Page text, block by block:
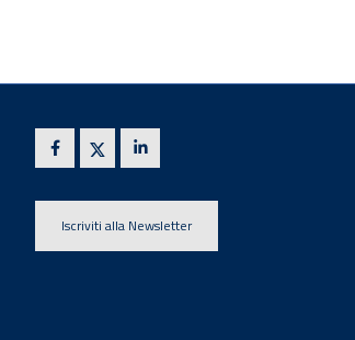
Iscriviti alla Newsletter